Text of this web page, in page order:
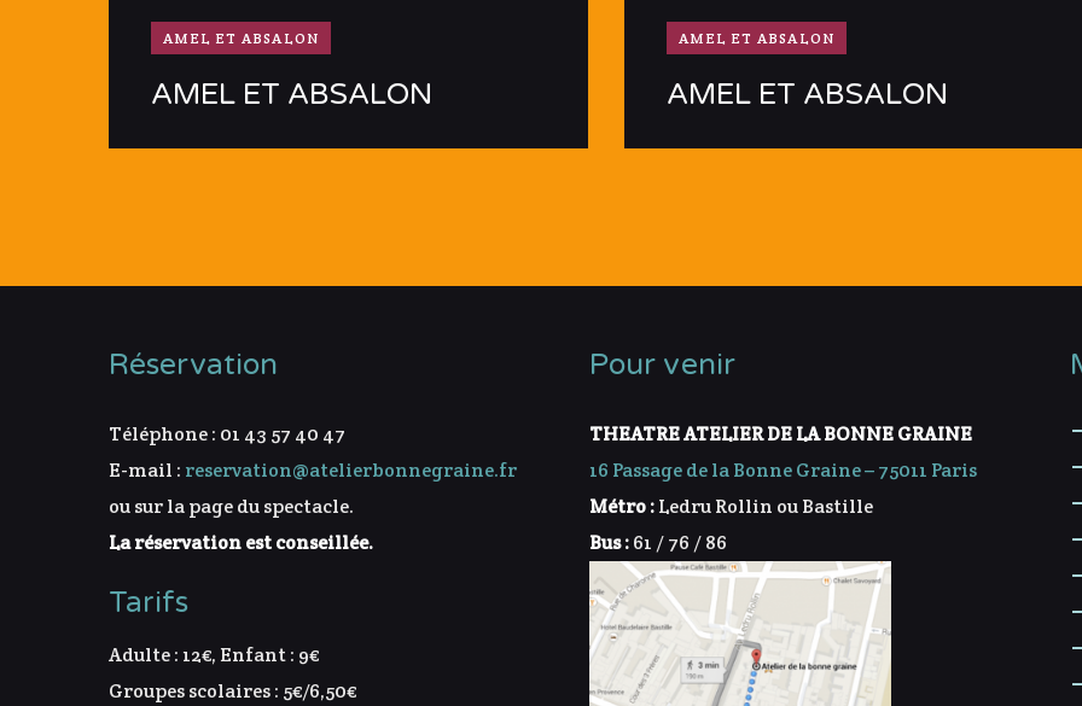
AMEL ET ABSALON
AMEL ET ABSALON
AMEL ET ABSALON
AMEL ET ABSALON
Réservation
Téléphone : 01 43 57 40 47
E-mail : reservation@atelierbonnegraine.fr
ou sur la page du spectacle.
La réservation est conseillée.
Tarifs
Adulte : 12€, Enfant : 9€
Groupes scolaires : 5€/6,50€
Pour venir
THEATRE ATELIER DE LA BONNE GRAINE
16 Passage de la Bonne Graine – 75011 Paris
Métro :Ledru Rollin ou Bastille
Bus :61 / 76 / 86